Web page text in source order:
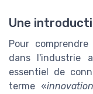
Une
Pour
dans l'industrie
essentiel de
terme «